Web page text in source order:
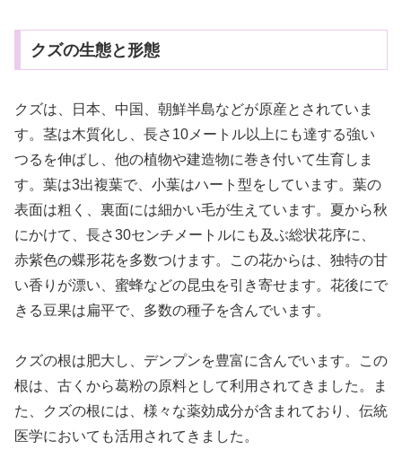
クズの生態と形態
クズは、日本、中国、朝鮮半島などが原産とされていま
す。茎は木質化し、長さ10メートル以上にも達する強い
つるを伸ばし、他の植物や建造物に巻き付いて生育しま
す。葉は3出複葉で、小葉はハート型をしています。葉の
表面は粗く、裏面には細かい毛が生えています。夏から秋
にかけて、長さ30センチメートルにも及ぶ総状花序に、
赤紫色の蝶形花を多数つけます。この花からは、独特の甘
い香りが漂い、蜜蜂などの昆虫を引き寄せます。花後にで
きる豆果は扁平で、多数の種子を含んでいます。
クズの根は肥大し、デンプンを豊富に含んでいます。この
根は、古くから葛粉の原料として利用されてきました。ま
た、クズの根には、様々な薬効成分が含まれており、伝統
医学においても活用されてきました。